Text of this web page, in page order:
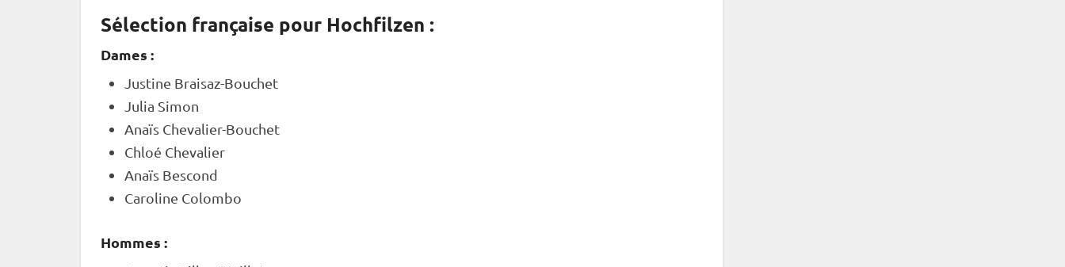
Sélection française pour Hochfilzen :
Dames :
Justine Braisaz-Bouchet
Julia Simon
Anaïs Chevalier-Bouchet
Chloé Chevalier
Anaïs Bescond
Caroline Colombo
Hommes :